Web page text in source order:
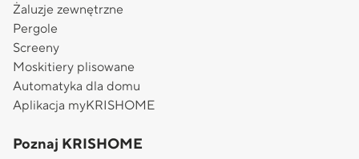
Żaluzje zewnętrzne
Pergole
Screeny
Moskitiery plisowane
Automatyka dla domu
Aplikacja myKRISHOME
Poznaj KRISHOME